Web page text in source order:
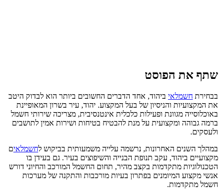
שתף את הפוסט
בבחירת חשמלאי ביהוד, אחד הדברים החשובים ביותר הוא לבדוק היטב
את המקצועיות והניסיון של בעל המקצוע. יהוד, עיר בשרון המאופיינת
באוכלוסייה מגוונת ופעילות כלכלית אינטנסיבית, מצריכה שירותי חשמל
ברמה גבוהה ומקצועית על מנת להבטיח בטיחות ושירות אמין לתושבים
ולעסקים.
במהלך השנים האחרונות, נרשמה עלייה משמעותית בביקוש לחשמלאים
מקצועיים ביהוד, עקב תנופת הבנייה והשיפוצים בעיר. גם בעידן בו
הטכנולוגיות מתקדמות בקצב מהיר, תחום החשמל המורכב והחיוני דורש
אנשי מקצוע המיומנים בפתרון בעיות מורכבות והתקנה של מערכות
חשמל מתקדמות.